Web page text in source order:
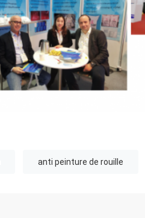
anti peinture de rouille